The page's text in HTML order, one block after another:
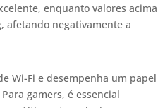
enquanto valores acima
afetando negativamente a
Wi-Fi e desempenha um papel
gamers, é essencial